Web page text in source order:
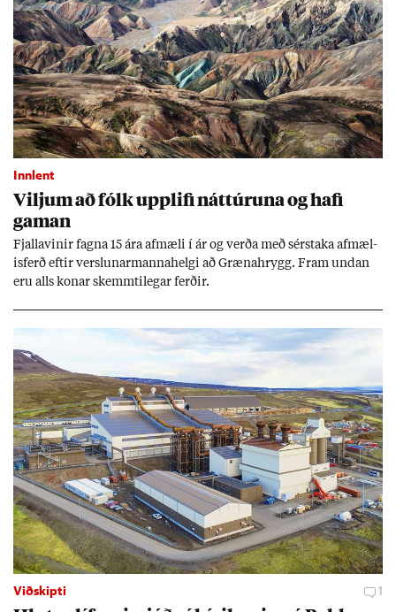
Innlent
Vilj­um að fólk upp­lifi nátt­úr­una og hafi
gam­an
Fjalla­vin­ir fagna 15 ára af­mæli í ár og verða með sér­staka af­mæl­
is­ferð eft­ir versl­un­ar­manna­helgi að Græna­hrygg. Fram und­an
eru alls kon­ar skemmti­leg­ar ferð­ir.
Viðskipti 1